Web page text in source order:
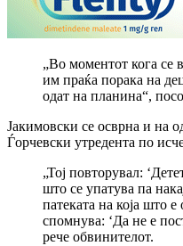
„Во моментот кога се
им праќа порака на
одат на планина“,
Јакимовски се осврна и на
Ѓорчевски утредента по
„Тој повторувал:
што се упатува па
патеката на која што
спомнува: ‘Да не е
рече обвинителот.